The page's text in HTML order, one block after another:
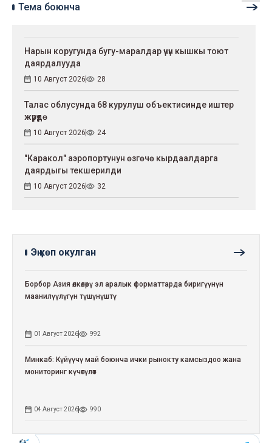
Тема боюнча
Нарын коругунда бугу-маралдар үчүн кышкы тоют
даярдалууда
10 Август 2026 28
Талас облусунда 68 курулуш объектисинде иштер
жүрүүдө
10 Август 2026 24
"Каракол" аэропортунун өзгөчө кырдаалдарга
даярдыгы текшерилди
10 Август 2026 32
Эң көп окулган
Борбор Азия өлкөлөрү эл аралык форматтарда биригүүнүн
маанилүүлүгүн түшүнүштү
01 Август 2026 992
Минкаб: Күйүүчү май боюнча ички рынокту камсыздоо жана
мониторинг күчөтүлөт
04 Август 2026 990